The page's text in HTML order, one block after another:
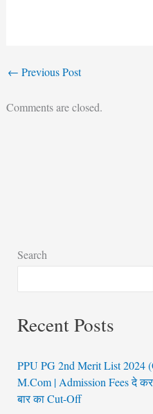
← Previous Post
Comments are closed.
Search
Recent Posts
PPU PG 2nd Merit List
M.Com | Admission Fees दे
बार का Cut-Off